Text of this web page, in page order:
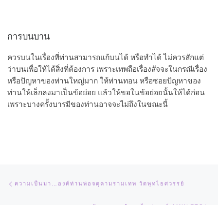
การบนบาน
ควรบนในเรื่องที่ท่านสามารถแก้บนได้ หรือทำได้ ไม่ควรสักแต่
ว่าบนเพื่อให้ได้สิ่งที่ต้องการ เพราะเทพถือเรื่องสัจจะในกรณีเรื่อง
หรือปัญหาของท่านใหญ่มาก ให้ท่านทอน หรือซอยปัญหาของ
ท่านให้เล็กลงมาเป็นข้อย่อย แล้วให้ขอในข้อย่อยนั้นให้ได้ก่อน
เพราะบางครั้งบารมีของท่านอาจจะไม่ถึงในขณะนี้
ความเป็นมา…องค์ท่านพ่อจตุคามรามเทพ วัดพุทไธศวรรย์